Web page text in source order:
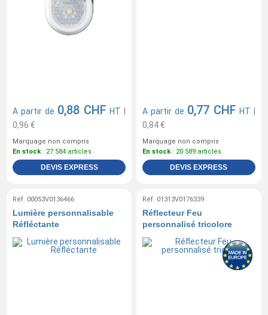
A partir de 0,88 CHF HT
0,96 €
Marquage non compris
En stock: 27 584 articles
DEVIS EXPRESS
A partir de 0,77 CHF HT
0,84 €
Marquage non compris
En stock: 20 589 articles
DEVIS EXPRESS
Réf. 00053V0136466
Lumière personnalisable
Réfléctante
Réf. 01313V0176339
Réflecteur Feu
personnalisé tricolore